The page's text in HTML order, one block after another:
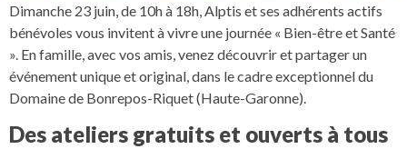
Dimanche 23 juin, de 10h à 18h, Alptis et ses adhérents actifs
bénévoles vous invitent à vivre une journée « Bien-être et Santé
». En famille, avec vos amis, venez découvrir et partager un
événement unique et original, dans le cadre exceptionnel du
Domaine de Bonrepos-Riquet (Haute-Garonne).
Des ateliers gratuits et ouverts à tous